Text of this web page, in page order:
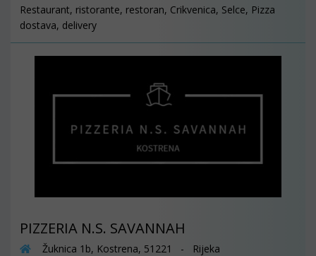
Restaurant, ristorante, restoran, Crikvenica, Selce, Pizza
dostava, delivery
PIZZERIA N.S. SAVANNAH
Žuknica 1b, Kostrena, 51221 - Rijeka